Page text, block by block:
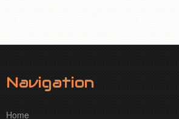
Navigation
Home